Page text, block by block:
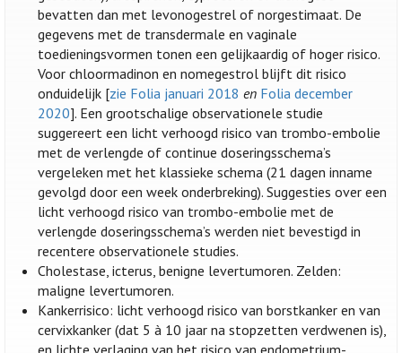
bevatten dan met levonogestrel of norgestimaat. De
gegevens met de transdermale en vaginale
toedieningsvormen tonen een gelijkaardig of hoger risico.
Voor chloormadinon en nomegestrol blijft dit risico
onduidelijk [zie Folia januari 2018 en Folia december
2020]. Een grootschalige observationele studie
suggereert een licht verhoogd risico van trombo-embolie
met de verlengde of continue doseringsschema’s
vergeleken met het klassieke schema (21 dagen inname
gevolgd door een week onderbreking). Suggesties over een
licht verhoogd risico van trombo-embolie met de
verlengde doseringsschema’s werden niet bevestigd in
recentere observationele studies.
Cholestase, icterus, benigne levertumoren. Zelden:
maligne levertumoren.
Kankerrisico: licht verhoogd risico van borstkanker en van
cervixkanker (dat 5 à 10 jaar na stopzetten verdwenen is),